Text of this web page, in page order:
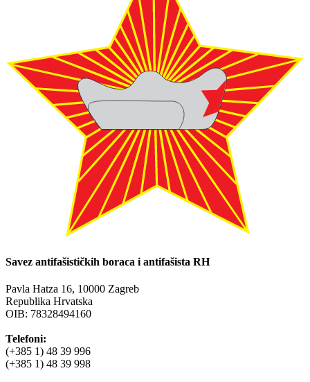
Savez antifašističkih boraca i antifašista RH
Pavla Hatza 16, 10000 Zagreb
Republika Hrvatska
OIB: 78328494160
Telefoni:
(+385 1) 48 39 996
(+385 1) 48 39 998